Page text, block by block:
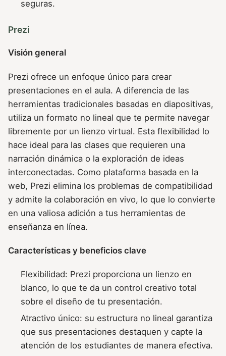
seguras.
Prezi
Visión general
Prezi ofrece un enfoque único para crear
presentaciones en el aula. A diferencia de las
herramientas tradicionales basadas en diapositivas,
utiliza un formato no lineal que te permite navegar
libremente por un lienzo virtual. Esta flexibilidad lo
hace ideal para las clases que requieren una
narración dinámica o la exploración de ideas
interconectadas. Como plataforma basada en la
web, Prezi elimina los problemas de compatibilidad
y admite la colaboración en vivo, lo que lo convierte
en una valiosa adición a tus herramientas de
enseñanza en línea.
Características y beneficios clave
Flexibilidad: Prezi proporciona un lienzo en
blanco, lo que te da un control creativo total
sobre el diseño de tu presentación.
Atractivo único: su estructura no lineal garantiza
que sus presentaciones destaquen y capte la
atención de los estudiantes de manera efectiva.